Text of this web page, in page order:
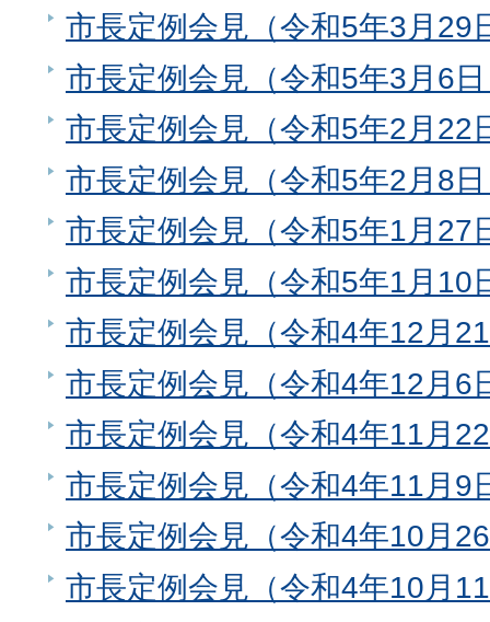
市長定例会見（令和5年3月29
市長定例会見（令和5年3月6
市長定例会見（令和5年2月22
市長定例会見（令和5年2月8
市長定例会見（令和5年1月27
市長定例会見（令和5年1月10
市長定例会見（令和4年12月
市長定例会見（令和4年12月6
市長定例会見（令和4年11月
市長定例会見（令和4年11月9
市長定例会見（令和4年10月
市長定例会見（令和4年10月